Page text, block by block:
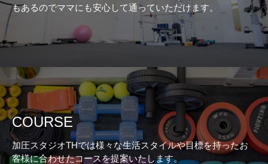
もあるのでママにも安心して通っていただけます。
COURSE
加圧スタジオTHでは様々な生活スタイルや目標を持ったお
客様に合わせたコースを提案いたします。